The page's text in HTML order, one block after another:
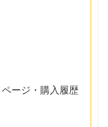
ージ・購入履歴